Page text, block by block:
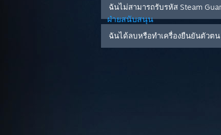
ฝ่ายสนับสนุน
ฉันไม่สามารถรับรหัส Steam
ฉันได้ลบหรือทำเครื่องยืนยันตัวต